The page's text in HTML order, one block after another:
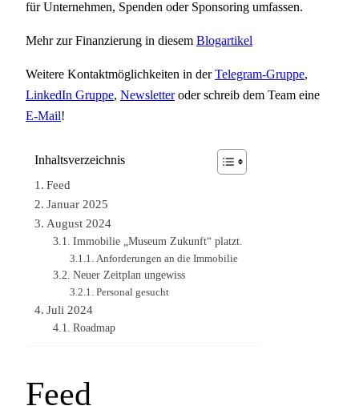
für Unternehmen, Spenden oder Sponsoring umfassen.
Mehr zur Finanzierung in diesem Blogartikel
Weitere Kontaktmöglichkeiten in derTelegram-Gruppe,
LinkedIn Gruppe, Newsletteroder schreib dem Team eine
E-Mail!
Inhaltsverzeichnis
Feed
Januar 2025
August 2024
Immobilie „Museum Zukunft“ platzt.
Anforderungen an die Immobilie
Neuer Zeitplan ungewiss
Personal gesucht
Juli 2024
Roadmap
Feed